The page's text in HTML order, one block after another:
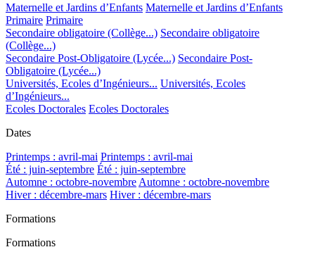
Maternelle et Jardins d’Enfants Maternelle et Jardins d’Enfants
Primaire Primaire
Secondaire obligatoire (Collège...) Secondaire obligatoire
(Collège...)
Secondaire Post-Obligatoire (Lycée...) Secondaire Post-
Obligatoire (Lycée...)
Universités, Ecoles d’Ingénieurs... Universités, Ecoles
d’Ingénieurs...
Ecoles Doctorales Ecoles Doctorales
Dates
Printemps : avril-mai Printemps : avril-mai
Été : juin-septembre Été : juin-septembre
Automne : octobre-novembre Automne : octobre-novembre
Hiver : décembre-mars Hiver : décembre-mars
Formations
Formations